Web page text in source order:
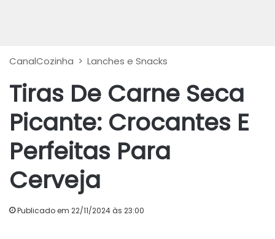
CanalCozinha > Lanches e Snacks
Tiras De Carne Seca
Picante: Crocantes E
Perfeitas Para
Cerveja
Publicado em 22/11/2024 às 23:00